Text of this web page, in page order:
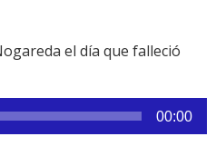
el día que falleció
00:00